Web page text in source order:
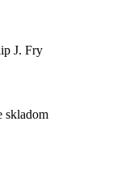
J. Fry
skladom